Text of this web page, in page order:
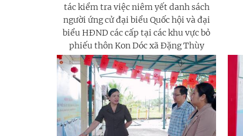
tác kiểm tra việc niêm yết danh sách
người ứng cử đại biểu Quốc hội và đại
biểu HĐND các cấp tại các khu vực bỏ
phiếu thôn Kon Dóc xã Đặng Thùy